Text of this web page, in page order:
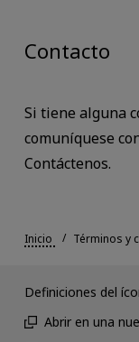
Contacto
Si tiene alguna
comuníquese
Contáctenos.
Inicio Términos y
Definiciones del
Abrir en una